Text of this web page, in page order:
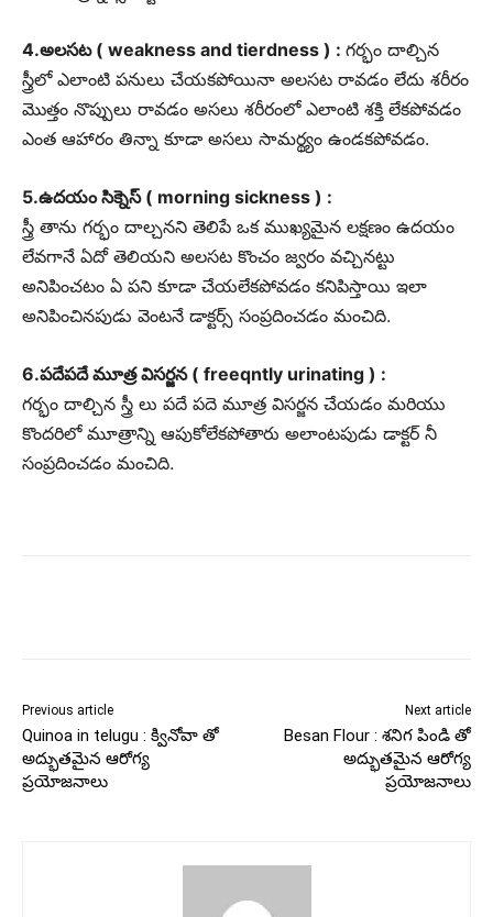
4.అలసట ( weakness and tierdness ) : గర్భం దాల్చిన
స్త్రీలో ఎలాంటి పనులు చేయకపోయినా అలసట రావడం లేదు శరీరం
మొత్తం నొప్పులు రావడం అసలు శరీరంలో ఎలాంటి శక్తి లేకపోవడం
ఎంత ఆహారం తిన్నా కూడా అసలు సామర్థ్యం ఉండకపోవడం.
5.ఉదయం సిక్నెస్ ( morning sickness ) :
స్త్రీ తాను గర్భం దాల్చనని తెలిపే ఒక ముఖ్యమైన లక్షణం ఉదయం
లేవగానే ఏదో తెలియని అలసట కొంచం జ్వరం వచ్చినట్టు
అనిపించటం ఏ పని కూడా చేయలేకపోవడం కనిపిస్తాయి ఇలా
అనిపించినపుడు వెంటనే డాక్టర్స్ సంప్రదించడం మంచిది.
6.పదేపదే మూత్ర విసర్జన ( freeqntly urinating ) :
గర్భం దాల్చిన స్త్రీ లు పదే పదె మూత్ర విసర్జన చేయడం మరియు
కొందరిలో మూత్రాన్ని ఆపుకోలేకపోతారు అలాంటపుడు డాక్టర్ నీ
సంప్రదించడం మంచిది.
Previous article
Quinoa in telugu : క్వినోవా తో
అద్భుతమైన ఆరోగ్య
ప్రయోజనాలు
Next article
Besan Flour : శనిగ పిండి తో
అద్భుతమైన ఆరోగ్య
ప్రయోజనాలు